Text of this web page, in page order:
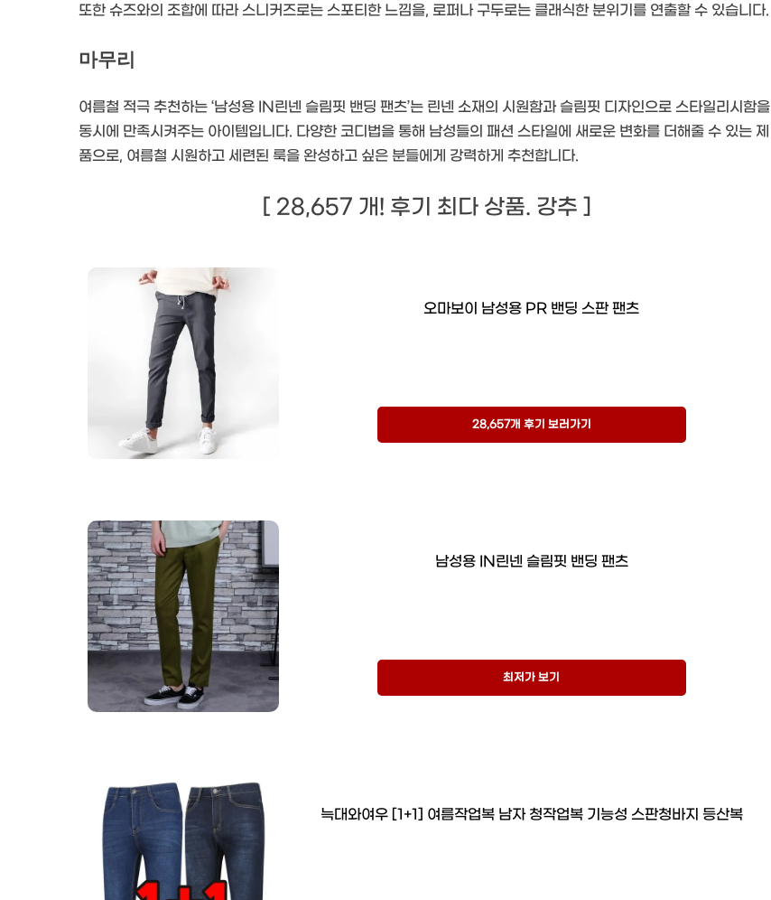
또한 슈즈와의 조합에 따라 스니커즈로는 스포티한 느낌을, 로퍼나 구두로는 클래식한 분위기를 연출할 수 있습니다.
마무리
여름철 적극 추천하는 ‘남성용 IN린넨 슬림핏 밴딩 팬츠’는 린넨 소재의 시원함과 슬림핏 디자인으로 스타일리시함을
동시에 만족시켜주는 아이템입니다. 다양한 코디법을 통해 남성들의 패션 스타일에 새로운 변화를 더해줄 수 있는 제
품으로, 여름철 시원하고 세련된 룩을 완성하고 싶은 분들에게 강력하게 추천합니다.
[ 28,657 개! 후기 최다 상품. 강추 ]
오마보이 남성용 PR 밴딩 스판 팬츠
28,657개 후기 보러가기
남성용 IN린넨 슬림핏 밴딩 팬츠
최저가 보기
늑대와여우 [1+1] 여름작업복 남자 청작업복 기능성 스판청바지 등산복